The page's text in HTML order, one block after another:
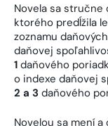
Novela sa stručne
ktorého predĺžila
zoznamu
daňovej
1 daňového
o indexe daňovej
2 a 3 daňového
Novelou sa mení a